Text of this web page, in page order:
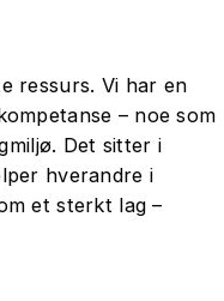
ressurs. Vi har en
– noe som
Det sitter i
hverandre i
et sterkt lag –